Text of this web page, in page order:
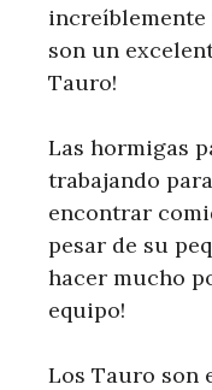
increíblemente
son un
Tauro!
Las hormigas
trabajando
encontrar
pesar de su
hacer mucho
equipo!
Los Tauro son